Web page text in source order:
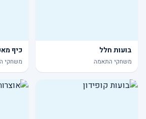
בועות חלל
משחקי התאמה
כיף
משחקי